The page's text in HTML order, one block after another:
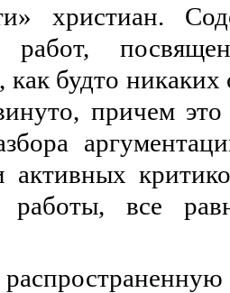
христиан.
работ,
как будто
причем это
активных
все